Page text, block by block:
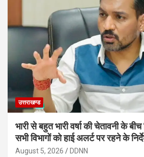
उत्तराखण्ड
भारी से बहुत भारी वर्षा की चेतावनी के
सभी विभागों को हाई अलर्ट पर रहने के
August 5, 2026 DDNN